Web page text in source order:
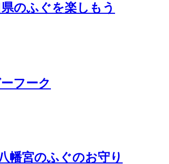
のふぐを楽しもう
フーク
幡宮のふぐのお守り